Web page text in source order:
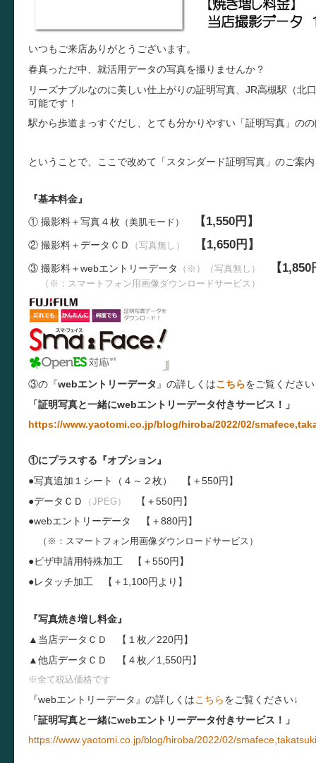
いつもご来店ありがとうございます。
春真っただ中、就活用データの写真を撮りませんか？
リーズナブルなのに美しい仕上がりの証明写真、 JR高槻駅（北
可能です！
駅から歩道まっすぐだし、とても分かりやすい「証明写真」の
ということで、ここで改めて「スタンダード証明写真」のご案
『基本料金』
① 撮影料＋写真４枚 （美肌モード） 【1,550円】
② 撮影料＋データＣＤ （写真無し） 【1,650円】
③ 撮影料＋webエントリーデータ （※）（写真無し） 【
（※：スマートフォン用画像ダウンロードサービス）
③の『webエントリーデータ 』の詳しくはこちらをご覧ください
「証明写真と一緒にwebエントリーデータ付きサービス！」
https://www.yaotomi.co.jp/blog/hiroba/2022/02/
①にプラスする『オプション』
●写真追加１シート（４～２枚） 【＋550円】
●データＣＤ
（JPEG）
【＋550円】
●webエントリーデータ 【＋880円】
（※：スマートフォン用画像ダウンロードサービス）
●ビザ申請用特殊加工 【＋550円】
●レタッチ加工 【＋1,100円より】
『写真焼き増し料金』
▲当店データＣＤ 【１枚／220円】
▲他店データＣＤ 【４枚／1,550円】
※全て税込価格です
『webエントリーデータ 』の詳しくはこちらをご覧ください↓
「証明写真と一緒にwebエントリーデータ付きサービス！」
https://www.yaotomi.co.jp/blog/hiroba/2022/02/